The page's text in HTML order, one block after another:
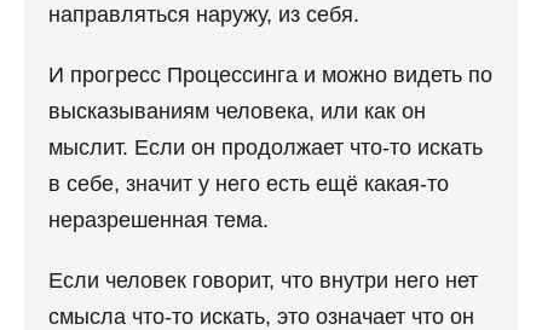
направляться наружу, из себя.
И прогресс Процессинга и можно видеть по
высказываниям человека, или как он
мыслит. Если он продолжает что-то искать
в себе, значит у него есть ещё какая-то
неразрешенная тема.
Если человек говорит, что внутри него нет
смысла что-то искать, это означает что он